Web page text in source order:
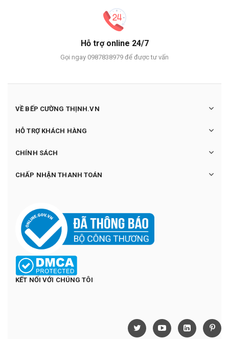
Hỗ trợ online 24/7
Gọi ngay 0987838979 để được tư vấn
VỀ BẾP CƯỜNG THỊNH.VN
HỖ TRỢ KHÁCH HÀNG
CHÍNH SÁCH
CHẤP NHẬN THANH TOÁN
KẾT NỐI VỚI CHÚNG TÔI